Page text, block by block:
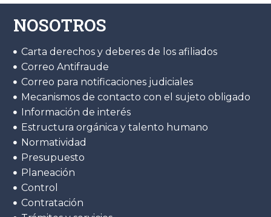
NOSOTROS
Carta derechos y deberes de los afiliados
Correo Antifraude
Correo para notificaciones judiciales
Mecanismos de contacto con el sujeto obligado
Información de interés
Estructura orgánica y talento humano
Normatividad
Presupuesto
Planeación
Control
Contratación